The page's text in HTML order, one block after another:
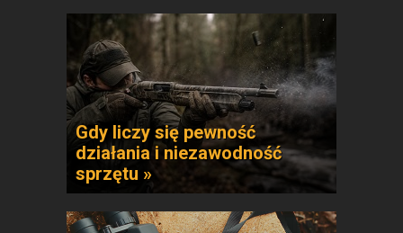
Gdy liczy się pewność
działania i niezawodność
sprzętu »